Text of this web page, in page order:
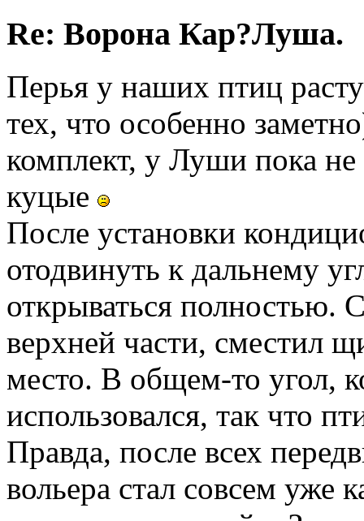
Re: Ворона Кар?Луша.
Перья у наших птиц
тех, что особенно
комплект, у Луши пока
куцые
После установки
отодвинуть к дальнему
открываться полностью.
верхней части, сместил
место. В общем-то угол,
использовался, так что
Правда, после всех
вольера стал совсем уже